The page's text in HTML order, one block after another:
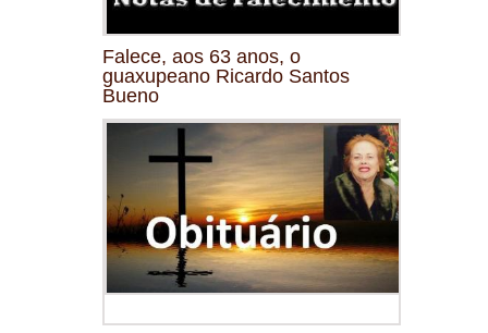
Falece, aos 63 anos, o
guaxupeano Ricardo Santos
Bueno